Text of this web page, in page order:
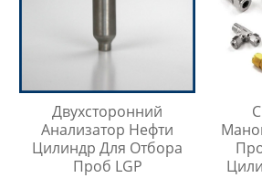
Двухсторонний
Анализатор Нефти
Цилиндр Для Отбора
Проб LGP